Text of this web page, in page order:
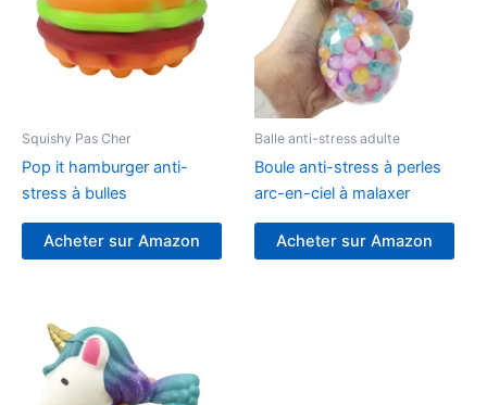
Squishy Pas Cher
Pop it hamburger anti-
stress à bulles
Acheter sur Amazon
Balle anti-stress adulte
Boule anti-stress à perles
arc-en-ciel à malaxer
Acheter sur Amazon